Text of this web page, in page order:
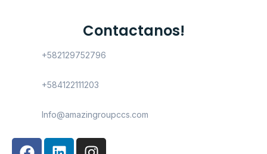
Contactanos!
+582129752796
+584122111203
Info@amazingroupccs.com